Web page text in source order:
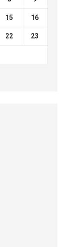
15 16
22 23